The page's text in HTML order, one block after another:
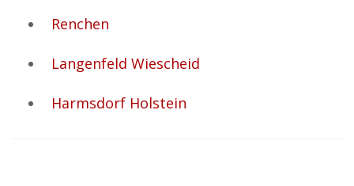
Renchen
Langenfeld Wiescheid
Harmsdorf Holstein